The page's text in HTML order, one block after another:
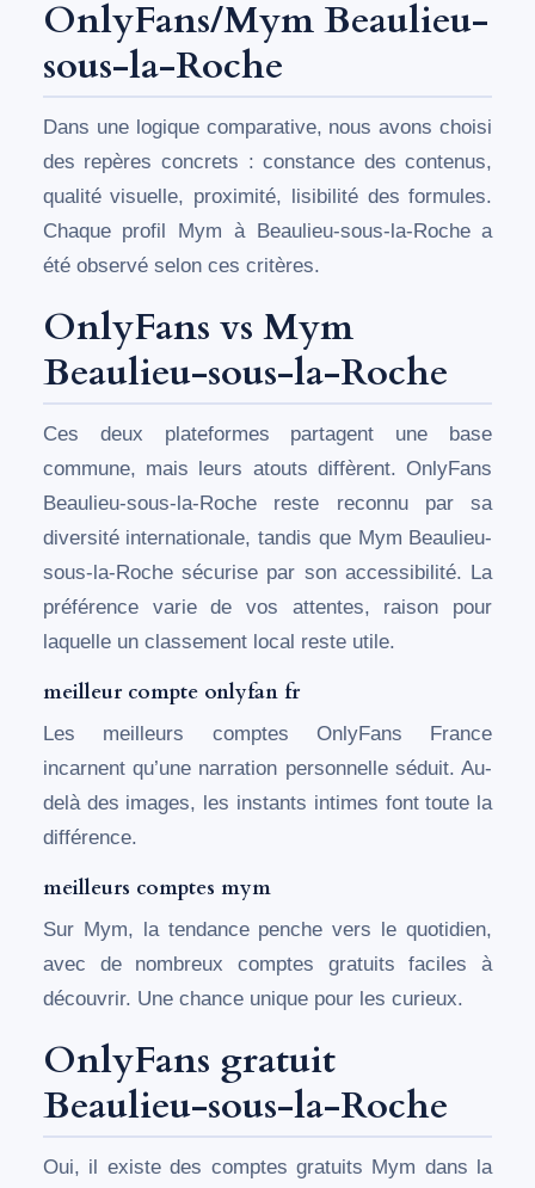
OnlyFans/Mym Beaulieu-
sous-la-Roche
Dans une logique comparative, nous avons choisi
des repères concrets : constance des contenus,
qualité visuelle, proximité, lisibilité des formules.
Chaque profil Mym à Beaulieu-sous-la-Roche a
été observé selon ces critères.
OnlyFans vs Mym
Beaulieu-sous-la-Roche
Ces deux plateformes partagent une base
commune, mais leurs atouts diffèrent. OnlyFans
Beaulieu-sous-la-Roche reste reconnu par sa
diversité internationale, tandis que Mym Beaulieu-
sous-la-Roche sécurise par son accessibilité. La
préférence varie de vos attentes, raison pour
laquelle un classement local reste utile.
meilleur compte onlyfan fr
Les meilleurs comptes OnlyFans France
incarnent qu’une narration personnelle séduit. Au-
delà des images, les instants intimes font toute la
différence.
meilleurs comptes mym
Sur Mym, la tendance penche vers le quotidien,
avec de nombreux comptes gratuits faciles à
découvrir. Une chance unique pour les curieux.
OnlyFans gratuit
Beaulieu-sous-la-Roche
Oui, il existe des comptes gratuits Mym dans la